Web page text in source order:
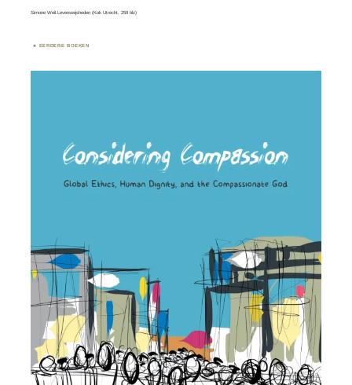
Simone Weil.Levenswijsheden (Kok Utrecht, 259 blz)
EERDERE BOEKEN